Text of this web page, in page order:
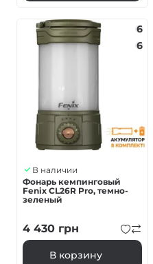
6
6
В наличии
Фонарь кемпинговый
Fenix ​​CL26R Pro, темно-
зеленый
4 430 грн
В корзину